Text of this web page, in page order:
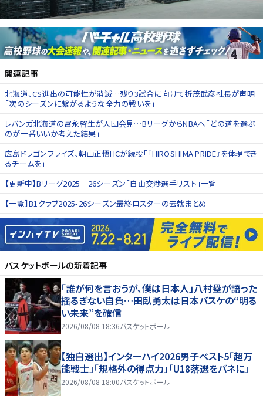
関連記事
北海道、CS進出の可能性が消滅…残り3試合に向けて折茂武彦社長が声明
「次のシーズンに繋がるような全力の戦いを」
レバンガ北海道の富永啓生が入団会見…BリーグからNBAへ「どの道を選ぶ
のが一番いいか考えた結果」
広島ドラゴンフライズ、朝山正悟HCが続投「『HIROSHIMA PRIDE』を体現でき
るチームを」
【更新中】Bリーグ2025－26シーズン「自由交渉選手リスト」一覧
【一覧】B1クラブ2025-26シーズン最終ロスターの去就まとめ
バスケットボールの新着記事
「誰が何を言おうが、僕は日本人」八村塁が語った
揺るぎない自負…田臥勇太は日本バスケの“明る
い未来”を確信
2026/08/08 18:36バスケットボール
【独自選出】インターハイ2026男子ベスト5「超万
能戦士」「規格外の得点力」「U18落選をバネに」
2026/08/08 18:00バスケットボール